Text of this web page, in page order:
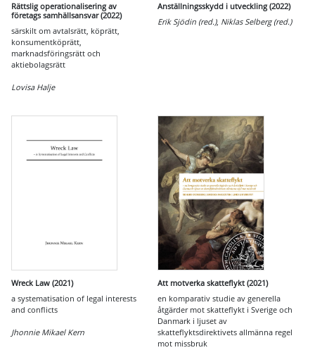
Rättslig operationalisering av
företags samhällsansvar (2022)
särskilt om avtalsrätt, köprätt,
konsumentköprätt,
marknadsföringsrätt och
aktiebolagsrätt
Lovisa Halje
Anställningsskydd i utveckling (2022)
Erik Sjödin (red.), Niklas Selberg (red.)
Wreck Law (2021)
a systematisation of legal interests
and conflicts
Jhonnie Mikael Kern
Att motverka skatteflykt (2021)
en komparativ studie av generella
åtgärder mot skatteflykt i Sverige och
Danmark i ljuset av
skatteflyktsdirektivets allmänna regel
mot missbruk